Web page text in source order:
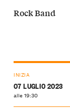
Rock Band
INIZIA
07 LUGLIO 2023
alle 19:30